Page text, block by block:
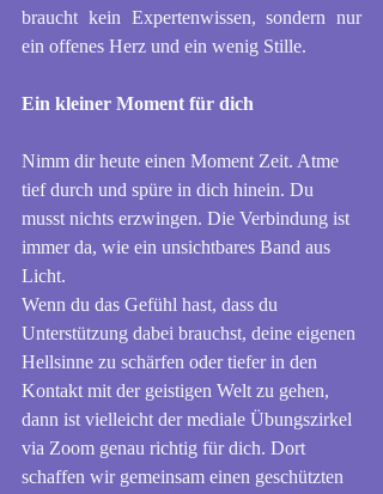
braucht kein Expertenwissen, sondern nur
ein offenes Herz und ein wenig Stille.
Ein kleiner Moment für dich
Nimm dir heute einen Moment Zeit. Atme
tief durch und spüre in dich hinein. Du
musst nichts erzwingen. Die Verbindung ist
immer da, wie ein unsichtbares Band aus
Licht.
Wenn du das Gefühl hast, dass du
Unterstützung dabei brauchst, deine eigenen
Hellsinne zu schärfen oder tiefer in den
Kontakt mit der geistigen Welt zu gehen,
dann ist vielleicht der mediale Übungszirkel
via Zoom genau richtig für dich. Dort
schaffen wir gemeinsam einen geschützten